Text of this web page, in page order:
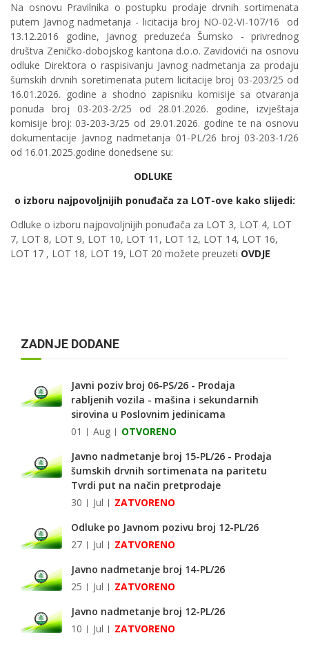
Na osnovu Pravilnika o postupku prodaje drvnih sortimenata
putem Javnog nadmetanja - licitacija broj NO-02-VI-107/16 od
13.12.2016 godine, Javnog preduzeća Šumsko - privrednog
društva Zeničko-dobojskog kantona d.o.o. Zavidovići na osnovu
odluke Direktora o raspisivanju Javnog nadmetanja za prodaju
šumskih drvnih soretimenata putem licitacije broj 03-203/25 od
16.01.2026. godine a shodno zapisniku komisije sa otvaranja
ponuda broj 03-203-2/25 od 28.01.2026. godine, izvještaja
komisije broj: 03-203-3/25 od 29.01.2026. godine te na osnovu
dokumentacije Javnog nadmetanja 01-PL/26 broj 03-203-1/26
od 16.01.2025.godine donedsene su:
ODLUKE
o izboru najpovoljnijih ponuđača za LOT-ove kako slijedi:
Odluke o izboru najpovoljnijih ponuđača za LOT 3, LOT 4, LOT
7, LOT 8, LOT 9, LOT 10, LOT 11, LOT 12, LOT 14, LOT 16,
LOT 17 , LOT 18, LOT 19, LOT 20 možete preuzeti OVDJE
ZADNJE DODANE
Javni poziv broj 06-PS/26 - Prodaja
rabljenih vozila - mašina i sekundarnih
sirovina u Poslovnim jedinicama
01
Aug
OTVORENO
Javno nadmetanje broj 15-PL/26 - Prodaja
šumskih drvnih sortimenata na paritetu
Tvrdi put na način pretprodaje
30
Jul
ZATVORENO
Odluke po Javnom pozivu broj 12-PL/26
27
Jul
ZATVORENO
Javno nadmetanje broj 14-PL/26
25
Jul
ZATVORENO
Javno nadmetanje broj 12-PL/26
10
Jul ZATVORENO